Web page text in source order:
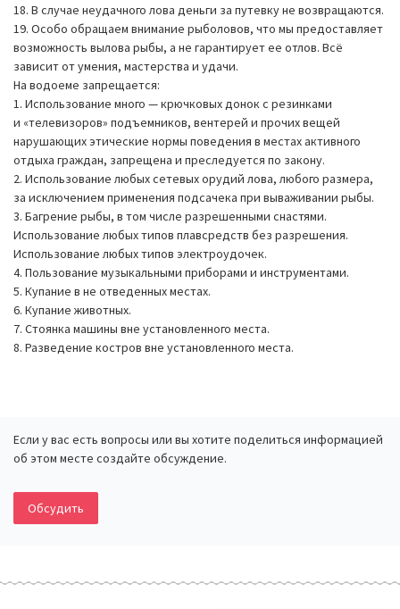
18. В случае неудачного лова деньги за путевку не возвращаются.
19. Особо обращаем внимание рыболовов, что мы предоставляет
возможность вылова рыбы, а не гарантирует ее отлов. Всё
зависит от умения, мастерства и удачи.
На водоеме запрещается:
1. Использование много — крючковых донок с резинками
и «телевизоров» подъемников, вентерей и прочих вещей
нарушающих этические нормы поведения в местах активного
отдыха граждан, запрещена и преследуется по закону.
2. Использование любых сетевых орудий лова, любого размера,
за исключением применения подсачека при вываживании рыбы.
3. Багрение рыбы, в том числе разрешенными снастями.
Использование любых типов плавсредств без разрешения.
Использование любых типов электроудочек.
4. Пользование музыкальными приборами и инструментами.
5. Купание в не отведенных местах.
6. Купание животных.
7. Стоянка машины вне установленного места.
8. Разведение костров вне установленного места.
Если у вас есть вопросы или вы хотите поделиться информацией
об этом месте создайте обсуждение.
Обсудить